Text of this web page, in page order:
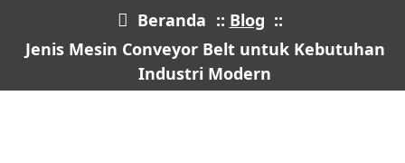
Beranda :: Blog ::
Jenis Mesin Conveyor Belt untuk Kebutuhan
Industri Modern